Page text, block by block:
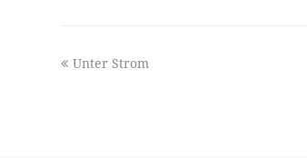
previous
Unter Strom